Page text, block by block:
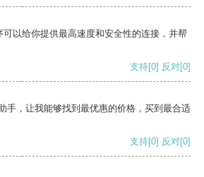
以给你提供最高速度和安全性的连接，并帮
支持[0] 反对[0]
手，让我能够找到最优惠的价格，买到最合适
支持[0] 反对[0]